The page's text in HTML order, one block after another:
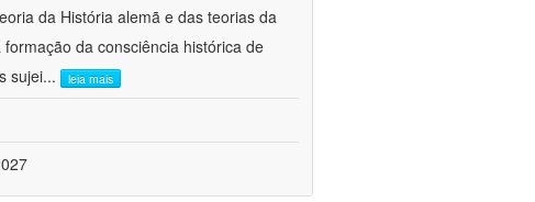
da História alemã e das teorias da
da consciência histórica de
sujei... leia mais